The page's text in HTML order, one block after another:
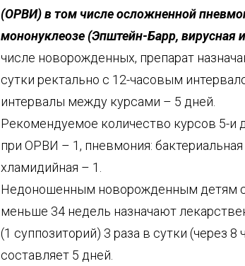
(ОРВИ) в том числе осложненной
мононуклеозе (Эпштейн-Барр, вирусная
числе новорожденных, препарат
сутки ректально с 12-часовым
интервалы между курсами – 5 дней.
Рекомендуемое количество курсов 5-и
при ОРВИ – 1, пневмония: бактериальная
хламидийная – 1.
Недоношенным новорожденным детям
меньше 34 недель назначают
(1 суппозиторий) 3 раза в сутки (через 8
составляет 5 дней.